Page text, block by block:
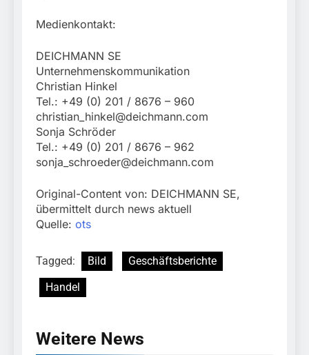
Medienkontakt:
DEICHMANN SE
Unternehmenskommunikation
Christian Hinkel
Tel.: +49 (0) 201 / 8676 – 960
christian_hinkel@deichmann.com
Sonja Schröder
Tel.: +49 (0) 201 / 8676 – 962
sonja_schroeder@deichmann.com
Original-Content von: DEICHMANN SE,
übermittelt durch news aktuell
Quelle: ots
Tagged: Bild
Geschäftsberichte
Handel
Weitere News